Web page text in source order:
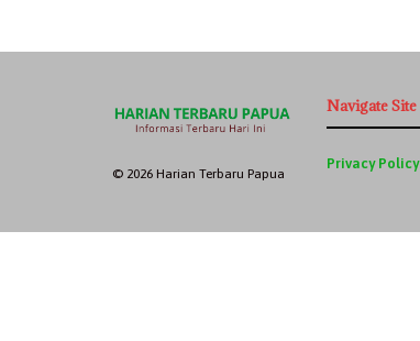
© 2026 Harian Terbaru Papua
Navigate Site
Privacy Policy